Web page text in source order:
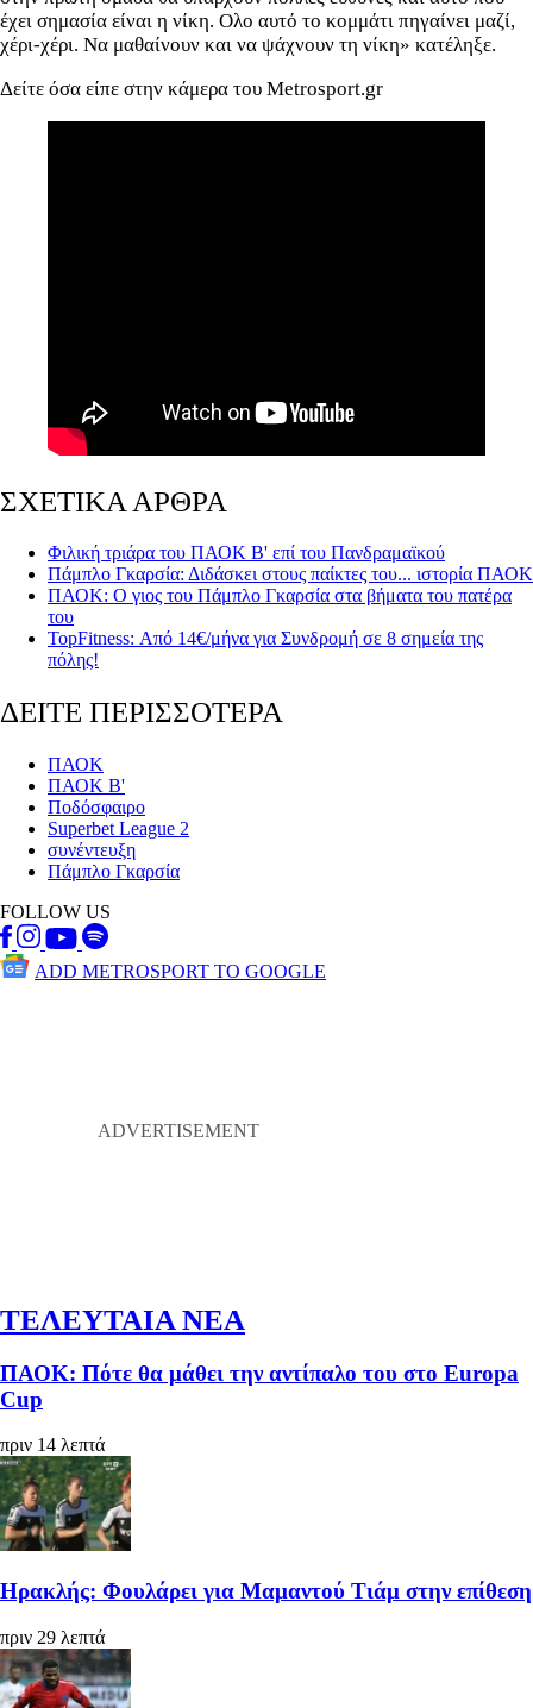
έχει σημασία είναι η νίκη. Ολο αυτό το κομμάτι πηγαίνει μαζί,
χέρι-χέρι. Να μαθαίνουν και να ψάχνουν τη νίκη» κατέληξε.
Δείτε όσα είπε στην κάμερα του Metrosport.gr
ΣΧΕΤΙΚΑ ΑΡΘΡΑ
Φιλική τριάρα του ΠΑΟΚ Β' επί του Πανδραμαϊκού
Πάμπλο Γκαρσία: Διδάσκει στους παίκτες του... ιστορία ΠΑΟΚ
ΠΑΟΚ: Ο γιος του Πάμπλο Γκαρσία στα βήματα του πατέρα
του
TopFitness: Από 14€/μήνα για Συνδρομή σε 8 σημεία της
πόλης!
ΔΕΙΤΕ ΠΕΡΙΣΣΟΤΕΡΑ
ΠΑΟΚ
ΠΑΟΚ Β'
Ποδόσφαιρο
Superbet League 2
συνέντευξη
Πάμπλο Γκαρσία
FOLLOW US
ADD METROSPORT TO GOOGLE
ΤΕΛΕΥΤΑΙΑ ΝΕΑ
ΠΑΟΚ: Πότε θα μάθει την αντίπαλο του στο Europa
Cup
πριν 14 λεπτά
Ηρακλής: Φουλάρει για Μαμαντού Τιάμ στην επίθεση
πριν 29 λεπτά